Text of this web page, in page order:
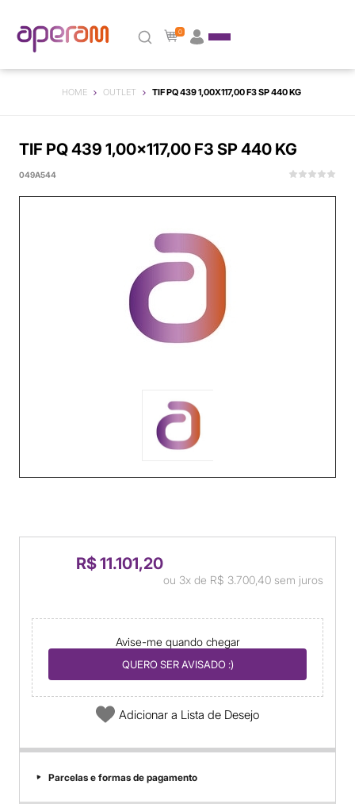
0
HOME OUTLET TIF PQ 439 1,00X117,00 F3 SP 440 KG
TIF PQ 439 1,00x117,00 F3 SP 440 KG
049A544
R$ 11.101,20
ou 3x de R$ 3.700,40sem juros
Avise-me quando chegar
QUERO SER AVISADO :)
Adicionar a Lista de Desejo
Parcelas e formas de pagamento